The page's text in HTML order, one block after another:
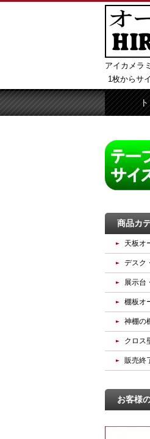
アイカメラ
1枚からサ
商品カ
天板オ
デスク
展示台
棚板オ
神棚の
クロス
販売終
お客様